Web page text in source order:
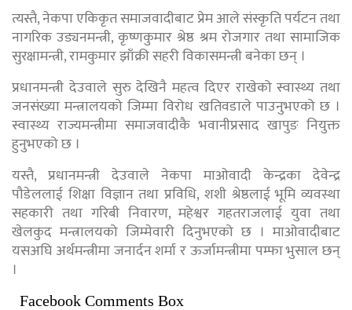
त्यस्तै, नेकपा एकिकृत समाजवादीबाट प्रेम आले संस्कृति पर्यटन तथा
नागरिक उड्यनमन्त्री, कृष्णकुमार श्रेष्ठ श्रम रोजगार तथा सामाजिक
सुरक्षामन्त्री, रामकुमार झाँक्री सहरी विकासमन्त्री बनेका छन् ।
प्रधानमन्त्री देउवाले सुरु देखिनै महत्व दिएर राखेको स्वास्थ्य तथा
जनसंख्या मन्त्रालयको जिम्मा विरोध खतिवडाले पाउनुभएको छ ।
स्वास्थ्य राज्यमन्त्रीमा समाजवादीकै भवानीप्रसाद खापुङ नियुक्त
हुनुभएको छ ।
यस्तै, प्रधानमन्त्री देउवाले नेकपा माओवादी केन्द्रका देवेन्द्र
पौडेललाई शिक्षा विज्ञान तथा प्रविधि, शशी श्रेष्ठलाई भूमि व्यवस्था
सहकारी तथा गरिबी निवारण, महेश्वर गहतराजलाई युवा तथा
खेलकुद मन्त्रालयको जिम्मेवारी दिनुभएको छ । माओवादीबाट
यसअघि अर्थमन्त्रीमा जनार्दन शर्मा र ऊर्जामन्त्रीमा पम्फा भुसाल छन्
।
Facebook Comments Box